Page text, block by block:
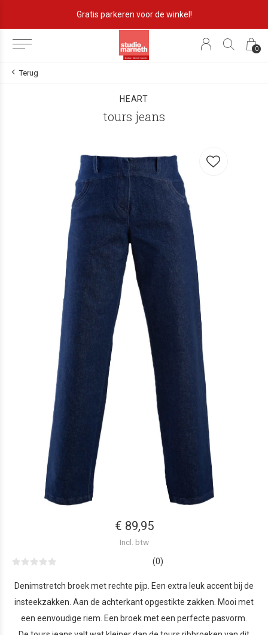
0
Lekker eigenzinnig!
Terug
HEART
tours jeans
€ 89,95
Incl. btw
(0)
Denimstretch broek met rechte pijp. Een extra leuk accent bij de
insteekzakken. Aan de achterkant opgestikte zakken. Mooi met
een eenvoudige riem. Een broek met een perfecte pasvorm.